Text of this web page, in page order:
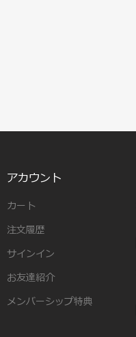
アカウント
カート
注文履歴
サインイン
お友達紹介
メンバーシップ特典